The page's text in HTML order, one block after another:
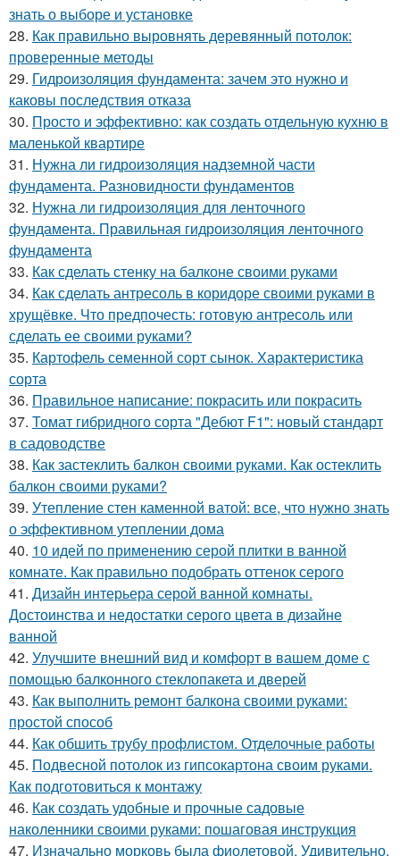
знать о выборе и установке
28. Как правильно выровнять деревянный потолок:
проверенные методы
29. Гидроизоляция фундамента: зачем это нужно и
каковы последствия отказа
30. Просто и эффективно: как создать отдельную кухню в
маленькой квартире
31. Нужна ли гидроизоляция надземной части
фундамента. Разновидности фундаментов
32. Нужна ли гидроизоляция для ленточного
фундамента. Правильная гидроизоляция ленточного
фундамента
33. Как сделать стенку на балконе своими руками
34. Как сделать антресоль в коридоре своими руками в
хрущёвке. Что предпочесть: готовую антресоль или
сделать ее своими руками?
35. Картофель семенной сорт сынок. Характеристика
сорта
36. Правильное написание: покрасить или покрасить
37. Томат гибридного сорта "Дебют F1": новый стандарт
в садоводстве
38. Как застеклить балкон своими руками. Как остеклить
балкон своими руками?
39. Утепление стен каменной ватой: все, что нужно знать
о эффективном утеплении дома
40. 10 идей по применению серой плитки в ванной
комнате. Как правильно подобрать оттенок серого
41. Дизайн интерьера серой ванной комнаты.
Достоинства и недостатки серого цвета в дизайне
ванной
42. Улучшите внешний вид и комфорт в вашем доме с
помощью балконного стеклопакета и дверей
43. Как выполнить ремонт балкона своими руками:
простой способ
44. Как обшить трубу профлистом. Отделочные работы
45. Подвесной потолок из гипсокартона своим руками.
Как подготовиться к монтажу
46. Как создать удобные и прочные садовые
наколенники своими руками: пошаговая инструкция
47. Изначально морковь была фиолетовой. Удивительно,